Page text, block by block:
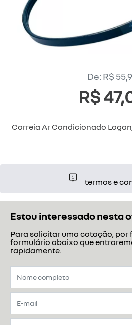
De: R$
R$
Correia Ar Condicionado
termos e
Estou interessado nesta
Para solicitar uma cotação, por
formulário abaixo que
rapidamente.